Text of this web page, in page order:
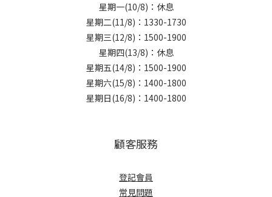
星期一(10/8)：休息
星期二(11/8)：1330-1730
星期三(12/8)：1500-1900
星期四(13/8)：休息
星期五(14/8)：1500-1900
星期六(15/8)：1400-1800
星期日(16/8)：1400-1800
顧客服務
登記會員
常見問題